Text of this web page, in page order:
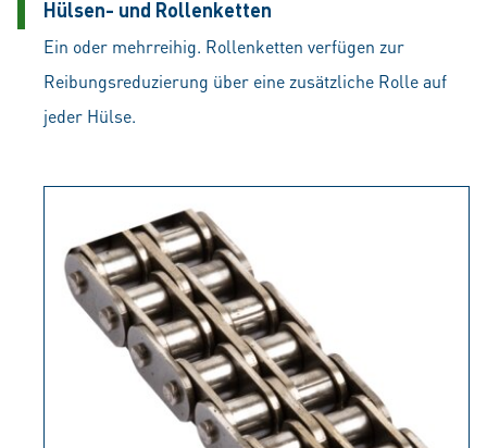
Hülsen- und Rollenketten
Ein oder mehrreihig. Rollenketten verfügen zur
Reibungsreduzierung über eine zusätzliche Rolle auf
jeder Hülse.